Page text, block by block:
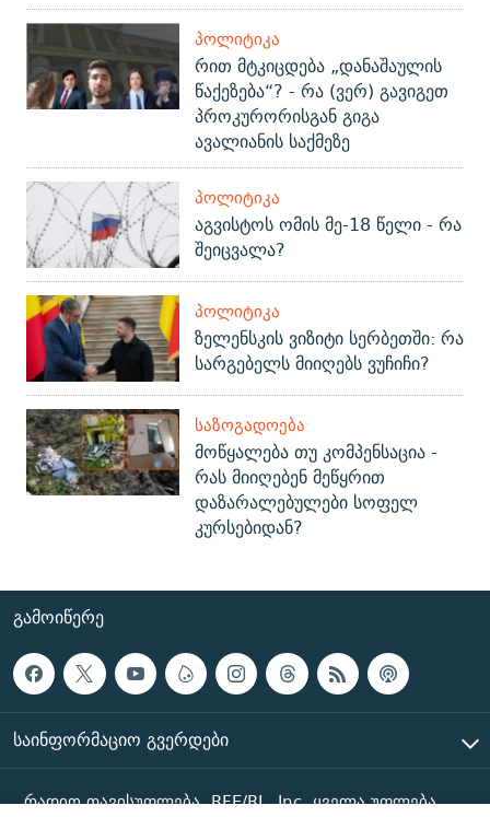
ᲞᲝᲚᲘᲢᲘᲙᲐ
რით მტკიცდება „დანაშაულის
წაქეზება“? - რა (ვერ) გავიგეთ
პროკურორისგან გიგა
ავალიანის საქმეზე
ᲞᲝᲚᲘᲢᲘᲙᲐ
აგვისტოს ომის მე-18 წელი - რა
შეიცვალა?
ᲞᲝᲚᲘᲢᲘᲙᲐ
ზელენსკის ვიზიტი სერბეთში: რა
სარგებელს მიიღებს ვუჩიჩი?
ᲡᲐᲖᲝᲒᲐᲓᲝᲔᲑᲐ
მოწყალება თუ კომპენსაცია -
რას მიიღებენ მეწყრით
დაზარალებულები სოფელ
კურსებიდან?
ᲒᲐᲛᲝᲘᲬᲔᲠᲔ
ᲡᲐᲘᲜᲤᲝᲠᲛᲐᲪᲘᲝ ᲒᲕᲔᲠᲓᲔᲑᲘ
რადიო თავისუფლება, RFE/RL, Inc. ყველა უფლება